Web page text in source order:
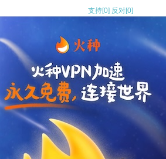
支持[0] 反对[0]
支持[0] 反对
支持